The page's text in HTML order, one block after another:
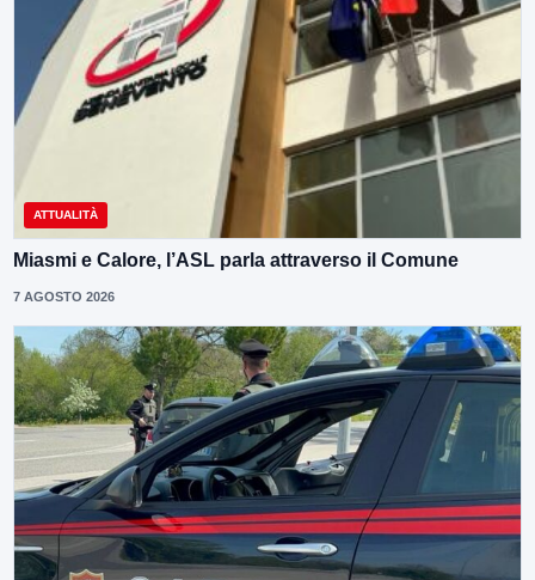
ATTUALITÀ
Miasmi e Calore, l’ASL parla attraverso il Comune
7 AGOSTO 2026